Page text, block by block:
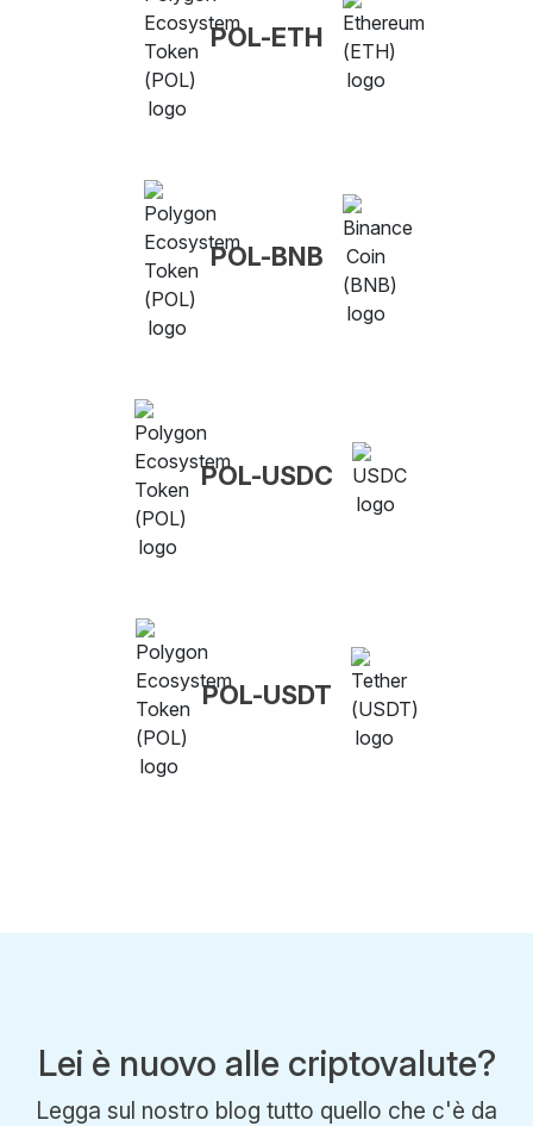
POL-ETH
POL-BNB
POL-USDC
POL-USDT
Lei è nuovo alle criptovalute?
Legga sul nostro blog tutto quello che c'è da